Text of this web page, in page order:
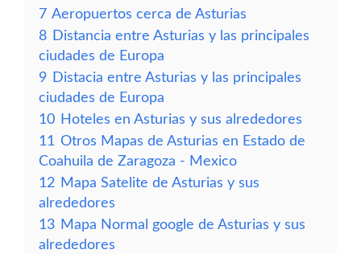
7 Aeropuertos cerca de Asturias
8 Distancia entre Asturias y las principales
ciudades de Europa
9 Distacia entre Asturias y las principales
ciudades de Europa
10 Hoteles en Asturias y sus alrededores
11 Otros Mapas de Asturias en Estado de
Coahuila de Zaragoza - Mexico
12 Mapa Satelite de Asturias y sus
alrededores
13 Mapa Normal google de Asturias y sus
alrededores